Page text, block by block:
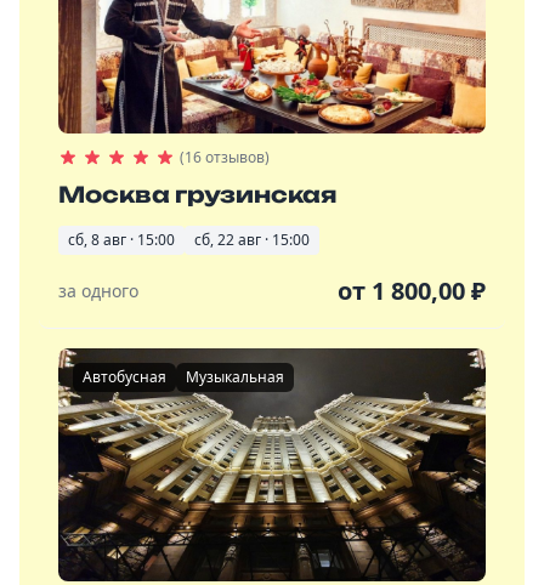
(16 отзывов)
Москва грузинская
сб, 8 авг · 15:00 сб, 22 авг · 15:00
за одного от 1 800,00₽
Автобусная Музыкальная